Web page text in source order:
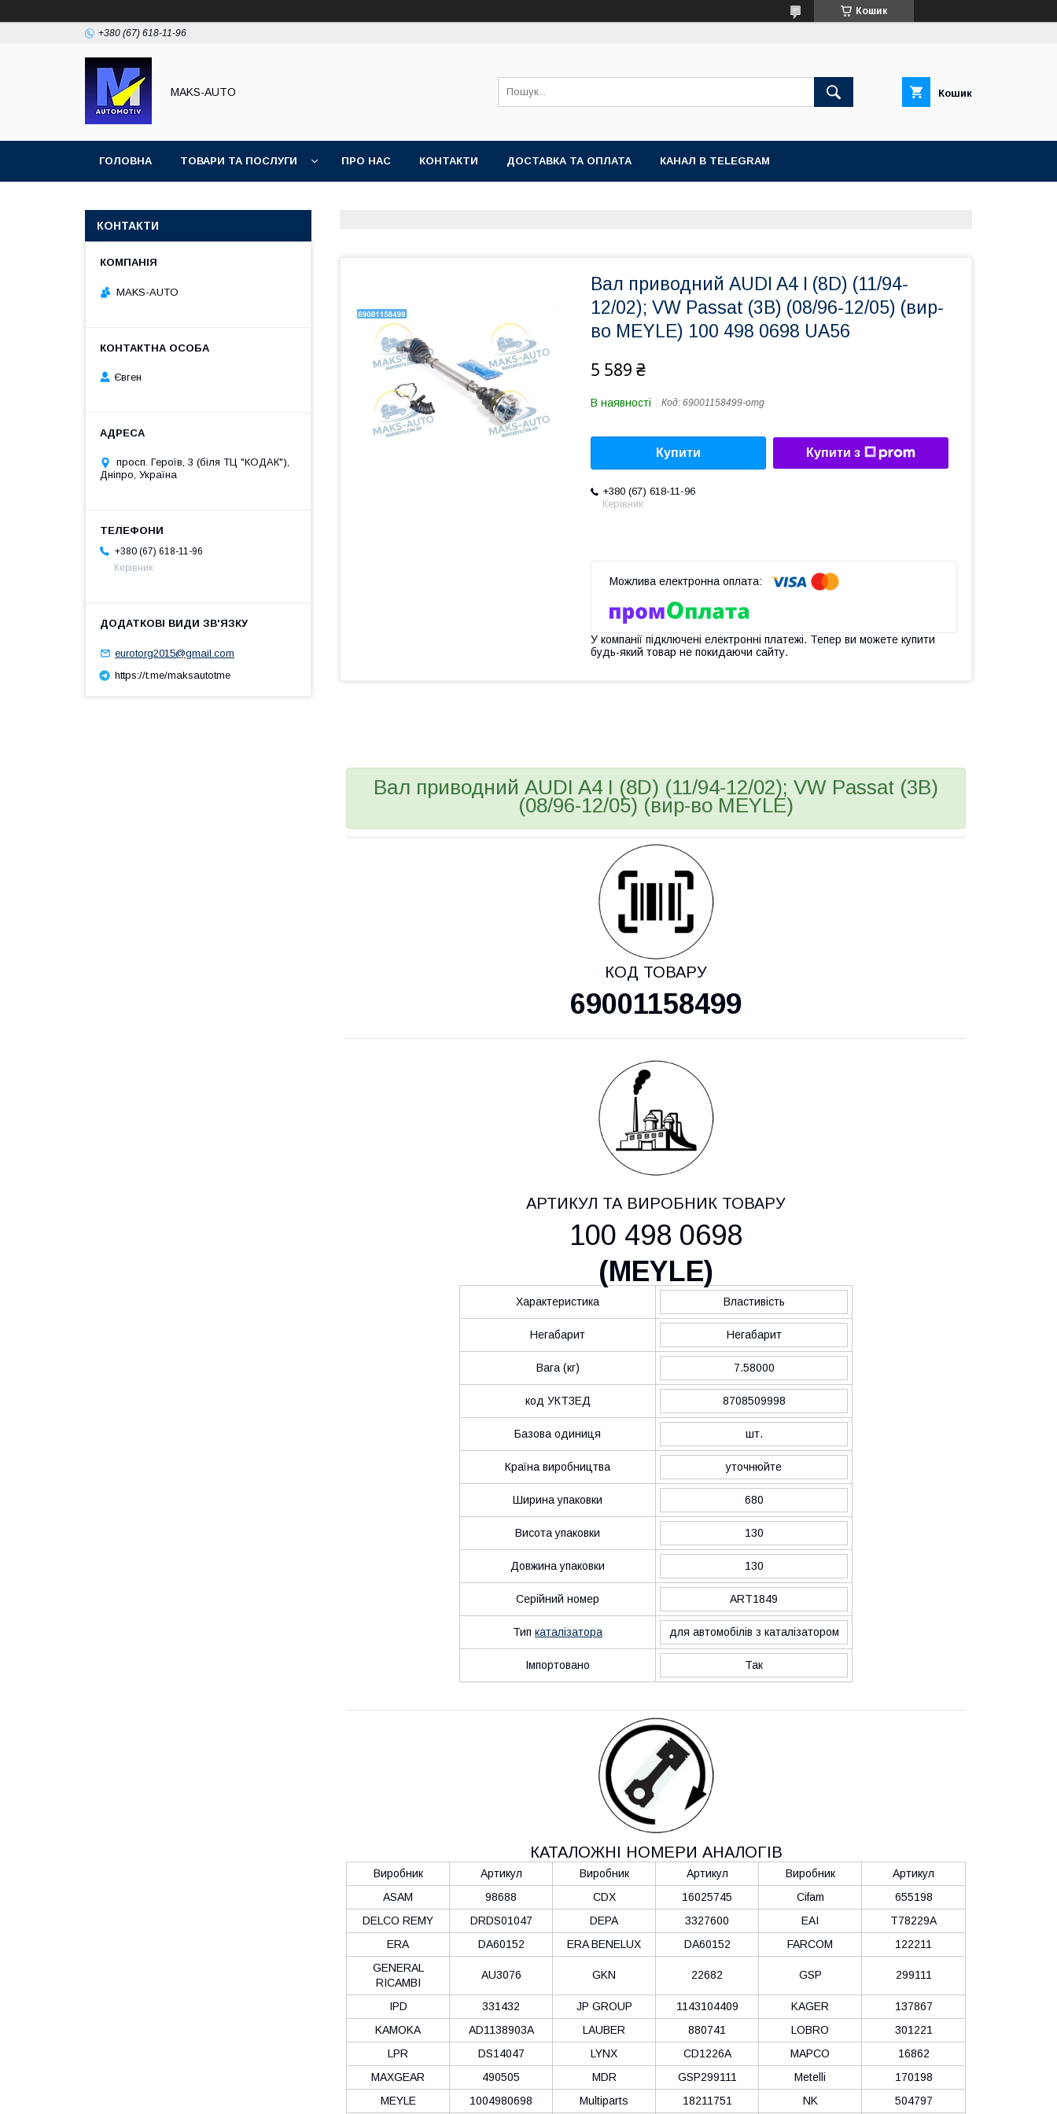
Кошик
+380 (67) 618-11-96
MAKS-AUTO Кошик
ГОЛОВНА ТОВАРИ ТА ПОСЛУГИ ПРО НАС КОНТАКТИ ДОСТАВКА ТА ОПЛАТА КАНАЛ В TELEGRAM
Вал приводний AUDI A4 I (8D) (11/94-
12/02); VW Passat (3B) (08/96-12/05) (вир-
во MEYLE) 100 498 0698 UA56
5 589 ₴
В наявності Код: 69001158499-omg
Купити Купити з
+380 (67) 618-11-96
Керівник
У компанії підключені електронні платежі. Тепер ви можете купити
будь-який товар не покидаючи сайту.
Вал приводний AUDI A4 I (8D) (11/94-12/02); VW Passat (3B)
(08/96-12/05) (вир-во MEYLE)
КОД ТОВАРУ
69001158499
АРТИКУЛ ТА ВИРОБНИК ТОВАРУ
100 498 0698
(MEYLE)
Характеристика Властивість
Негабарит Негабарит
Вага (кг) 7.58000
код УКТЗЕД 8708509998
Базова одиниця шт.
Країна виробництва уточнюйте
Ширина упаковки 680
Висота упаковки 130
Довжина упаковки 130
Серійний номер ART1849
Тип каталізатора для автомобілів з каталізатором
Імпортовано Так
КАТАЛОЖНІ НОМЕРИ АНАЛОГІВ
Виробник Артикул Виробник Артикул Виробник
Артикул
ASAM
98688 CDX 16025745 Cifam
655198
DELCO REMY
DRDS01047 DEPA 3327600 EAI
T78229A
ERA
DA60152 ERA BENELUX DA60152 FARCOM
122211
GENERAL
RICAMBI
AU3076 GKN 22682 GSP 299111
IPD 331432 JP GROUP 1143104409 KAGER
137867
KAMOKA
AD1138903A LAUBER 880741 LOBRO
301221
LPR
DS14047 LYNX CD1226A MAPCO
16862
MAXGEAR
490505 MDR GSP299111 Metelli
170198
MEYLE
1004980698 Multiparts 18211751 NK 504797
КОНТАКТИ
MAKS-AUTO
Євген
просп. Героїв, 3 (біля ТЦ "КОДАК"),
Дніпро, Україна
+380 (67) 618-11-96
Керівник
eurotorg2015@gmail.com
https://t.me/maksautotme